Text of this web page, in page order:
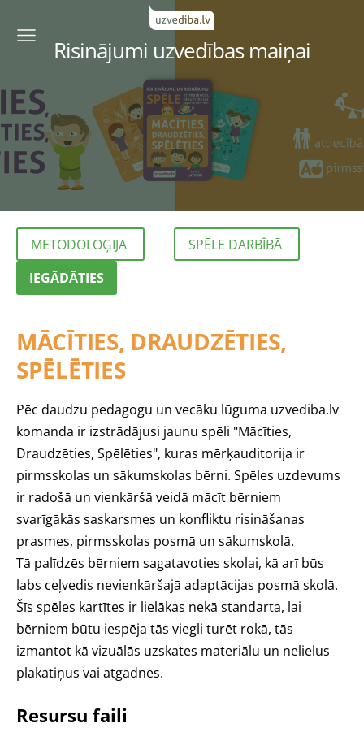
Risinājumi uzvedības maiņai
METODOLOĢIJA
SPĒLE DARBĪBĀ
IEGĀDĀTIES
MĀCĪTIES, DRAUDZĒTIES,
SPĒLĒTIES
Pēc daudzu pedagogu un vecāku lūguma uzvediba.lv
komanda ir izstrādājusi jaunu spēli "Mācīties,
Draudzēties, Spēlēties", kuras mērķauditorija ir
pirmsskolas un sākumskolas bērni. Spēles uzdevums
ir radošā un vienkāršā veidā mācīt bērniem
svarīgākās saskarsmes un konfliktu risināšanas
prasmes, pirmsskolas posmā un sākumskolā.
Tā palīdzēs bērniem sagatavoties skolai, kā arī būs
labs ceļvedis nevienkāršajā adaptācijas posmā skolā.
Šīs spēles kartītes ir lielākas nekā standarta, lai
bērniem būtu iespēja tās viegli turēt rokā, tās
izmantot kā vizuālās uzskates materiālu un nelielus
plakātiņus vai atgādnes.
Resursu faili